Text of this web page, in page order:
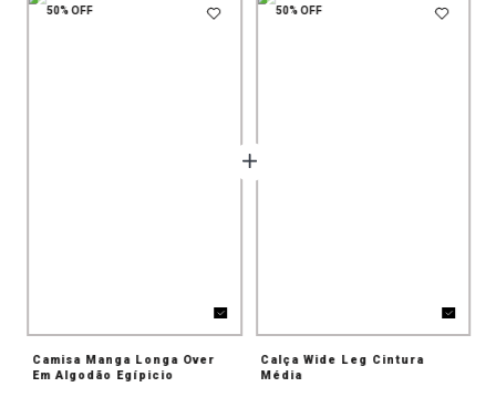
50%OFF
Camisa Manga Longa Over
Em Algodão Egípicio
50%OFF
Calça Wide Leg Cintura
Média